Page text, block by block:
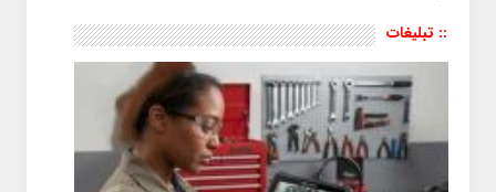
:: تبلیغات